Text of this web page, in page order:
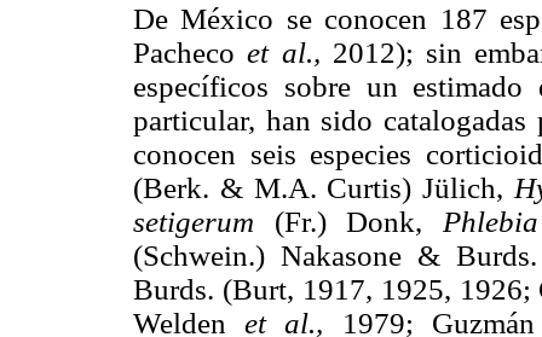
De México se conocen 187
Pachecoet al., 2012); sin
específicos sobre un estimado
particular, han sido catalogadas
conocen seis especies
(Berk. & M.A. Curtis) Jülich,
setigerum (Fr.) Donk,
(Schwein.) Nakasone &
Burds. (Burt, 1917, 1925, 1926;
Weldenet al., 1979;